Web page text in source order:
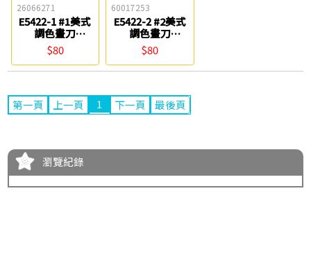
26066271
E5422-1 #1美式
調色畫刀
Phoenix
$80
60017253
E5422-2 #2美式
調色畫刀
Phoenix
$80
第一頁 上一頁 1 下一頁 最後頁
瀏覽紀錄